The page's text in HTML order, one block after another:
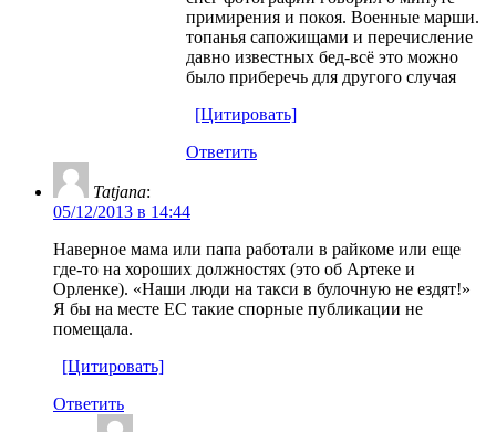
примирения и покоя. Военные марши.
топанья сапожищами и перечисление
давно известных бед-всё это можно
было приберечь для другого случая
[Цитировать]
Ответить
Tatjana:
05/12/2013 в 14:44
Наверное мама или папа работали в райкоме или еще
где-то на хороших должностях (это об Артеке и
Орленке). «Наши люди на такси в булочную не ездят!»
Я бы на месте ЕС такие спорные публикации не
помещала.
[Цитировать]
Ответить